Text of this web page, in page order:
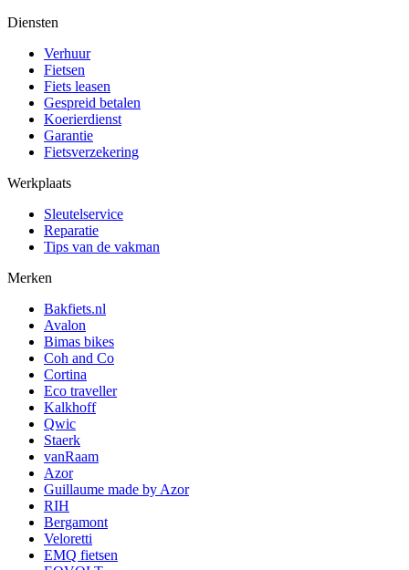
Diensten
Verhuur
Fietsen
Fiets leasen
Gespreid betalen
Koerierdienst
Garantie
Fietsverzekering
Werkplaats
Sleutelservice
Reparatie
Tips van de vakman
Merken
Bakfiets.nl
Avalon
Bimas bikes
Coh and Co
Cortina
Eco traveller
Kalkhoff
Qwic
Staerk
vanRaam
Azor
Guillaume made by Azor
RIH
Bergamont
Veloretti
EMQ fietsen